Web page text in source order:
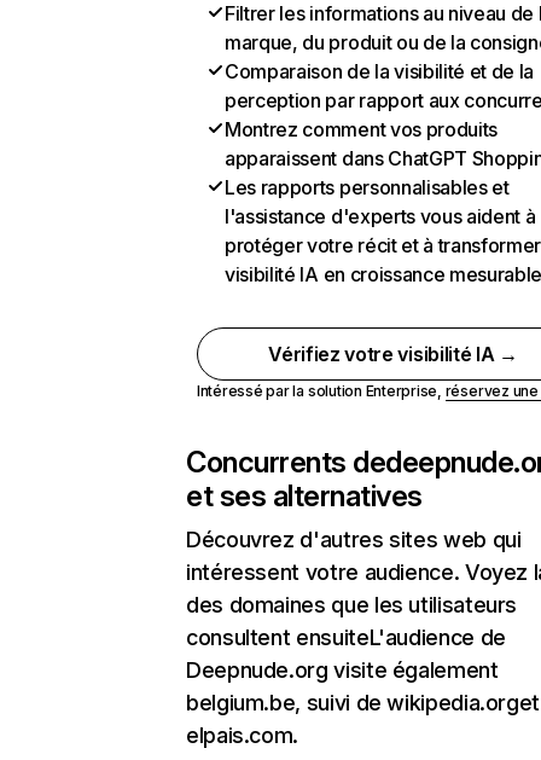
Filtrer les informations au niveau de
marque, du produit ou de la
Comparaison de la visibilité et de la
perception par rapport aux
Montrez comment vos produits
apparaissent dans ChatGPT
Les rapports personnalisables et
l'assistance d'experts vous aident à
protéger votre récit et à
visibilité IA en croissance
Vérifiez votre visibilité IA →
Intéressé par la solution Enterprise, réservez
Concurrents de
et ses alternatives
Découvrez d'autres sites web qui
intéressent votre audience. Voyez
des domaines que les utilisateurs
consultent ensuiteL'audience de
Deepnude.org visite également
belgium.be, suivi de wikipedia.orget
elpais.com.